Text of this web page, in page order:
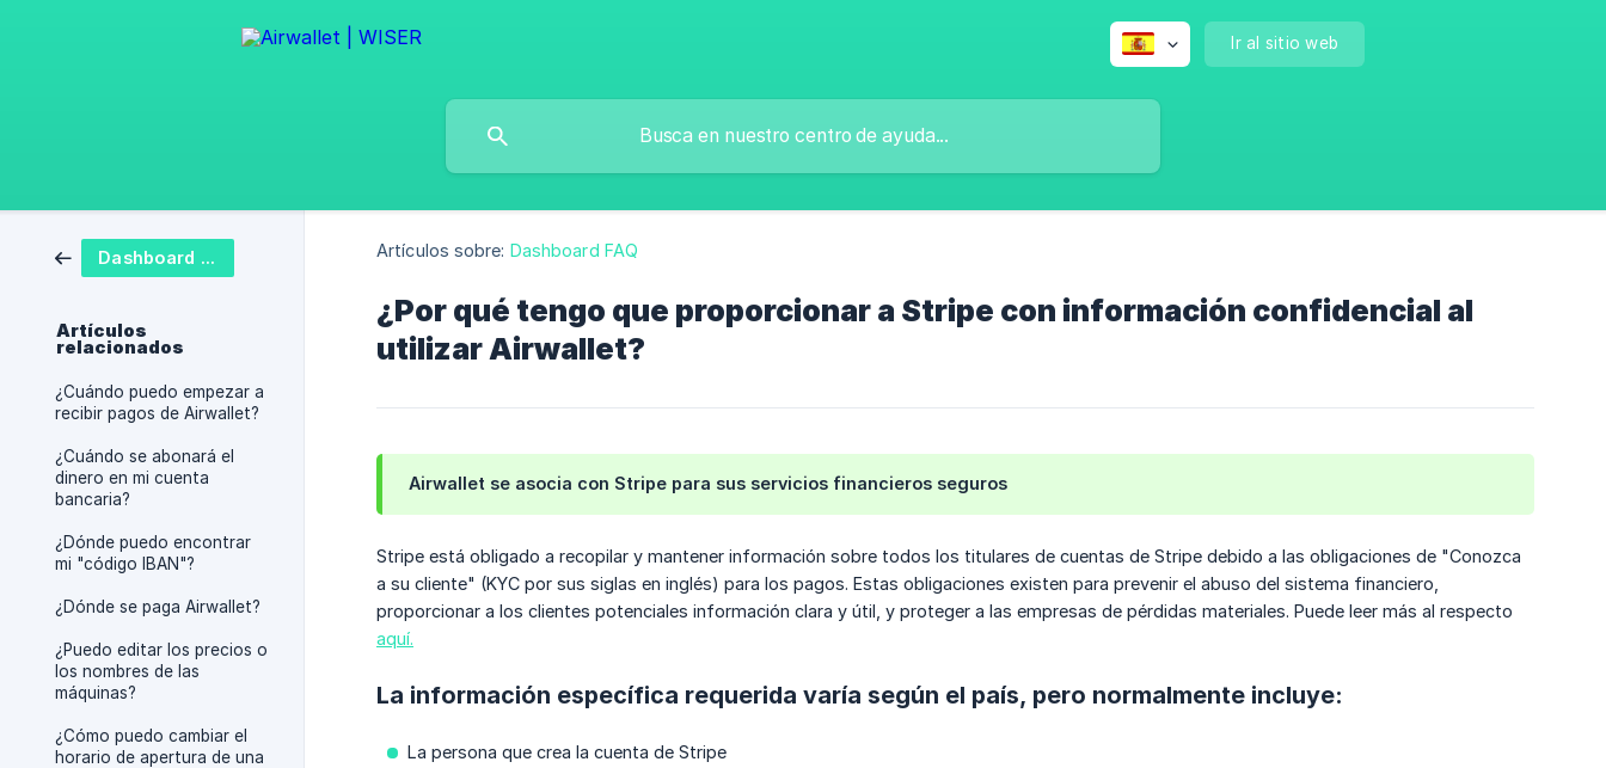
Ir al sitio web
Dashboard FAQ
Artículos
relacionados
¿Cuándo puedo empezar a
recibir pagos de Airwallet?
¿Cuándo se abonará el
dinero en mi cuenta
bancaria?
¿Dónde puedo encontrar
mi "código IBAN"?
¿Dónde se paga Airwallet?
¿Puedo editar los precios o
los nombres de las
máquinas?
¿Cómo puedo cambiar el
horario de apertura de una
Artículos sobre: Dashboard FAQ
¿Por qué tengo que proporcionar a Stripe con información confidencial al
utilizar Airwallet?
Airwallet se asocia con Stripe para sus servicios financieros seguros
Stripe está obligado a recopilar y mantener información sobre todos los titulares de cuentas de Stripe debido a las obligaciones de "Conozca
a su cliente" (KYC por sus siglas en inglés) para los pagos. Estas obligaciones existen para prevenir el abuso del sistema financiero,
proporcionar a los clientes potenciales información clara y útil, y proteger a las empresas de pérdidas materiales. Puede leer más al respecto
aquí.
La información específica requerida varía según el país, pero normalmente incluye:
La persona que crea la cuenta de Stripe